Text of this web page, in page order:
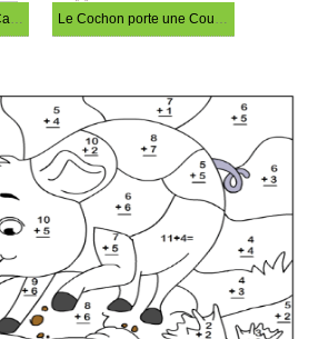
Le Cochon récolte des Carottes Coloriage Magique Le Cochon porte une Couronne Coloriage Magique